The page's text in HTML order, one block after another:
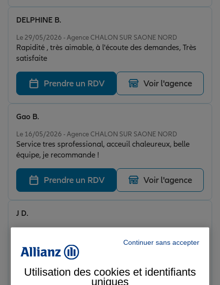
Le 29/05/2026 - Agence CHALON SUR SAONE NORD
Rapidité , très aimable, à l'écoute des demandes, Très
satisfaite
DELPHINE B.
Prendre un RDV Voir l'agence
Le 16/05/2026 - Agence CHALON SUR SAONE NORD
Service tres sprofessional, acceuil chaleureux, belle
équipe, je recommande !
Gao B.
Prendre un RDV Voir l'agence
De bons conseils, une écoute très professionnelle,des
contrats adaptés et beaucoup de réactivité de la part
des conseillers et conseillères. David toujours à
l'écoute de nos besoins...
J D.
Prendre un RDV Voir l'agence
Continuer sans accepter
Utilisation des cookies et identifiants
uniques